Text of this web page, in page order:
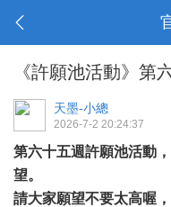
《許願池活動》第
天墨-小總
2026-7-2 20:24:37
第六十五週許願池活動
望。
請大家願望不要太高喔